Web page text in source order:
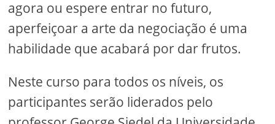
agora ou espere entrar no futuro,
aperfeiçoar a arte da negociação é uma
habilidade que acabará por dar frutos.
Neste curso para todos os níveis, os
participantes serão liderados pelo